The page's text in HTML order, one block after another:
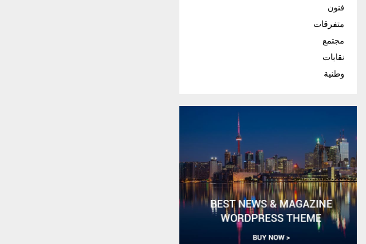
فنون
متفرقات
مجتمع
نقابات
وطنية